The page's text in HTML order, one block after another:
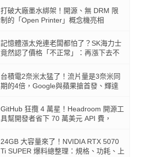
打破大廠墨水綁架！開源、無 DRM 限
制的「Open Printer」概念機亮相
記憶體漲太兇連老闆都怕了？SK海力士
竟然認了價格「不正常」：再漲下去不
台積電2奈米太猛了！流片量是3奈米同
期的4倍，Google與蘋果搶首發、輝達
GitHub 狂攬 4 萬星！Headroom 開源工
具幫開發者省下 70 萬美元 API 費，
24GB 大容量來了！NVIDIA RTX 5070
Ti SUPER 爆料總整理：規格、功耗、上